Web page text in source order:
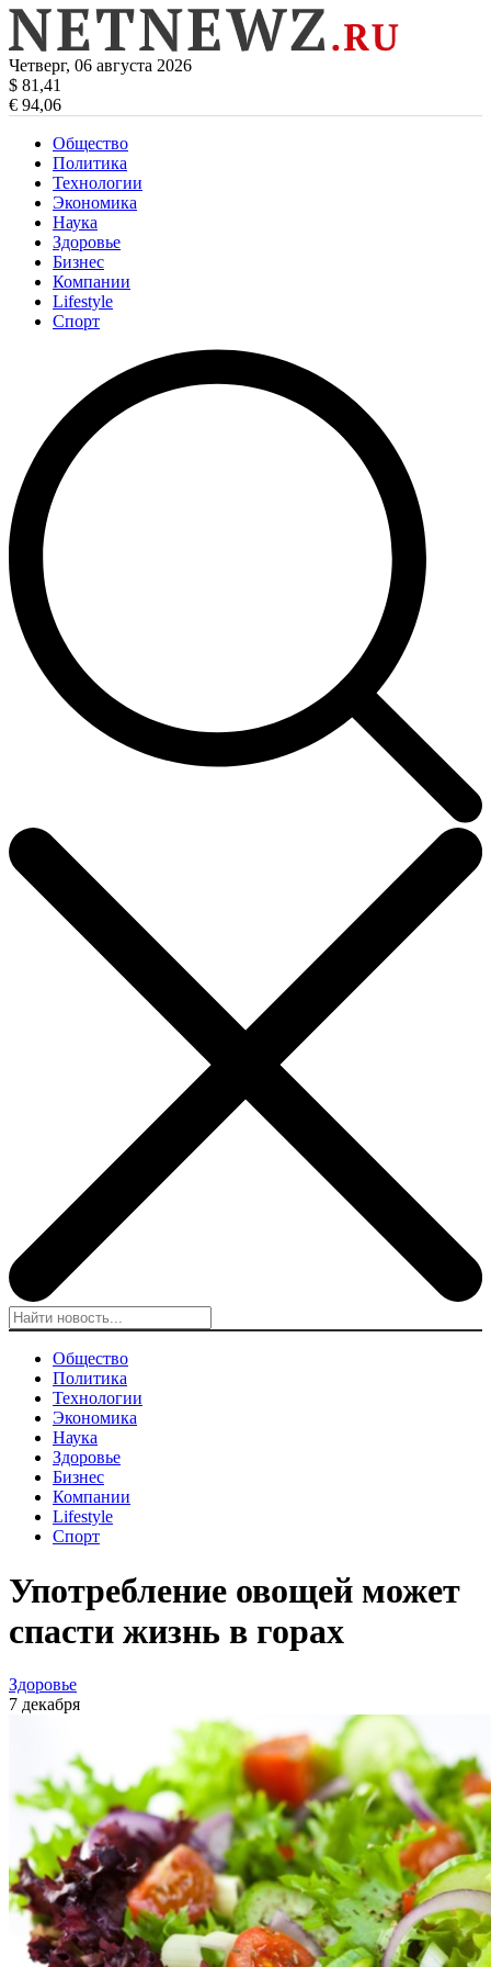
Четверг, 06 августа 2026
$ 81,41
€ 94,06
Общество
Политика
Технологии
Экономика
Наука
Здоровье
Бизнес
Компании
Lifestyle
Спорт
Общество
Политика
Технологии
Экономика
Наука
Здоровье
Бизнес
Компании
Lifestyle
Спорт
Употребление овощей может
спасти жизнь в горах
Здоровье
7 декабря